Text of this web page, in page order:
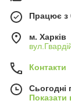
Працює з
м. Харків
Контакти
Сьогодні
Показати